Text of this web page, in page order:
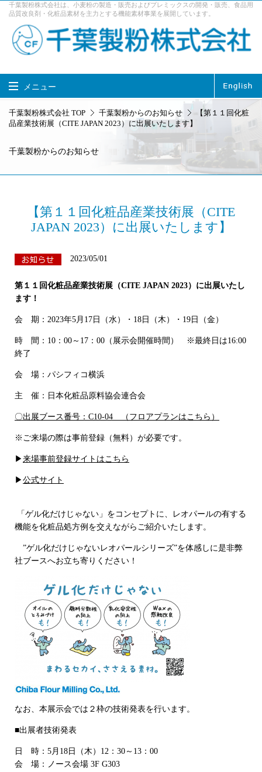
千葉製粉株式会社は、小麦粉の製造・販売およびプレミックスの開発・販売、食品用
品質改良剤・化粧品素材を主力とする機能素材事業を展開しています。
メニュー
千葉製粉株式会社 TOP
事業内容
企業情報 サステナビリティ
採用情報 お問い合せ
千葉製粉株式会社 TOP 千葉製粉からのお知らせ
【第１１回化粧
品産業技術展（CITE JAPAN 2023）に出展いたします】
千葉製粉からのお知らせ
【第１１回化粧品産業技術展（CITE
JAPAN 2023）に出展いたします】
2023/05/01
第１１回化粧品産業技術展（CITE JAPAN 2023）に出展いたし
ます！
会 期：2023年5月17日（水）・18日（木）・19日（金）
時 間：10：00～17：00（展示会開催時間） ※最終日は16:00
終了
会 場：パシフィコ横浜
主 催：日本化粧品原料協会連合会
〇出展ブース番号：C10-04 （フロアプランはこちら）
※ご来場の際は事前登録（無料）が必要です。
▶ 来場事前登録サイトはこちら
▶ 公式サイト
「ゲル化だけじゃない」をコンセプトに、レオパールの有する
機能を化粧品処方例を交えながらご紹介いたします。
”ゲル化だけじゃないレオパールシリーズ”を体感しに是非弊
社ブースへお立ち寄りください！
なお、本展示会では２枠の技術発表を行います。
■出展者技術発表
日 時：5月18日（木）12：30～13：00
会 場：ノース会場 3F G303